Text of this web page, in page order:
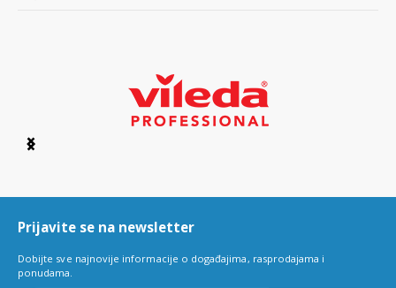
Item
6
Prijavite se na newsletter
Dobijte sve najnovije informacije o događajima, rasprodajama i
ponudama.